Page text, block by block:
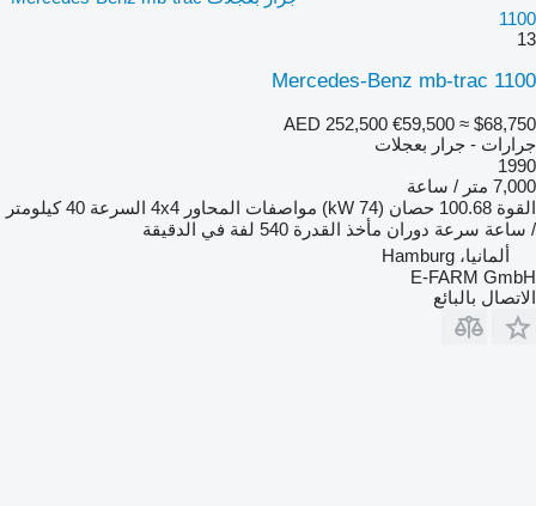
1100
13
Mercedes-Benz mb-trac 1100
AED 252,500 €59,500 ≈ $68,750
جرارات - جرار بعجلات
1990
7,000 متر / ساعة
القوة 100.68 حصان (74 kW) مواصفات المحاور 4x4 السرعة
40 كيلومتر
/ ساعة سرعة دوران مأخذ القدرة 540 لفة في الدقيقة
ألمانيا، Hamburg
E-FARM GmbH
الاتصال بالبائع